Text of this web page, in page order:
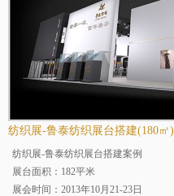
行业分类：工程机械展
纺织展-鲁泰纺织展台搭建(180㎡)
纺织展-鲁泰纺织展台搭建案例
展台面积：182平米
展会时间：2013年10月21-23日